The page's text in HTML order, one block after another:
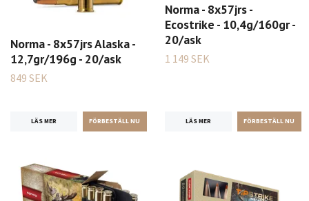
Norma - 8x57jrs Alaska -
12,7gr/196g - 20/ask
849 SEK
LÄS MER
Norma - 8x57jrs -
Ecostrike - 10,4g/160gr -
20/ask
1 149 SEK
LÄS MER